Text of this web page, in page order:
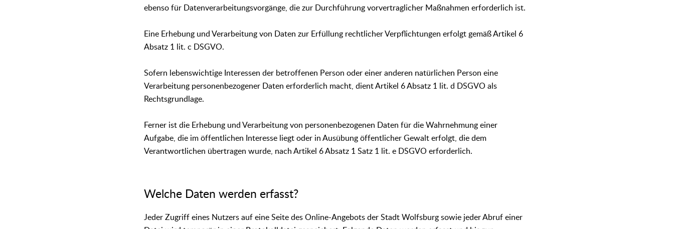
ebenso für Datenverarbeitungsvorgänge, die zur Durchführung vorvertraglicher Maßnahmen erforderlich ist.
Eine Erhebung und Verarbeitung von Daten zur Erfüllung rechtlicher Verpflichtungen erfolgt gemäß Artikel 6
Absatz 1 lit. c DSGVO.
Sofern lebenswichtige Interessen der betroffenen Person oder einer anderen natürlichen Person eine
Verarbeitung personenbezogener Daten erforderlich macht, dient Artikel 6 Absatz 1 lit. d DSGVO als
Rechtsgrundlage.
Ferner ist die Erhebung und Verarbeitung von personenbezogenen Daten für die Wahrnehmung einer
Aufgabe, die im öffentlichen Interesse liegt oder in Ausübung öffentlicher Gewalt erfolgt, die dem
Verantwortlichen übertragen wurde, nach Artikel 6 Absatz 1 Satz 1 lit. e DSGVO erforderlich.
Welche Daten werden erfasst?
Jeder Zugriff eines Nutzers auf eine Seite des Online-Angebots der Stadt Wolfsburg sowie jeder Abruf einer